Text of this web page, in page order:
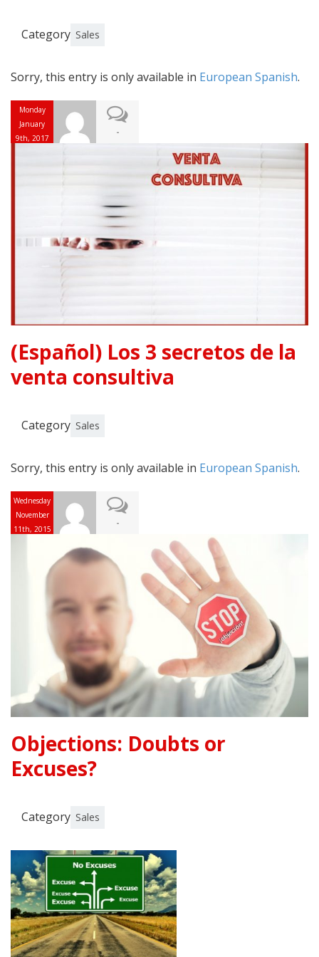
Category Sales
Sorry, this entry is only available in European Spanish.
Monday
January
9th, 2017
-
(Español) Los 3 secretos de la
venta consultiva
Category Sales
Sorry, this entry is only available in European Spanish.
Wednesday
November
11th, 2015
-
Objections: Doubts or
Excuses?
Category Sales